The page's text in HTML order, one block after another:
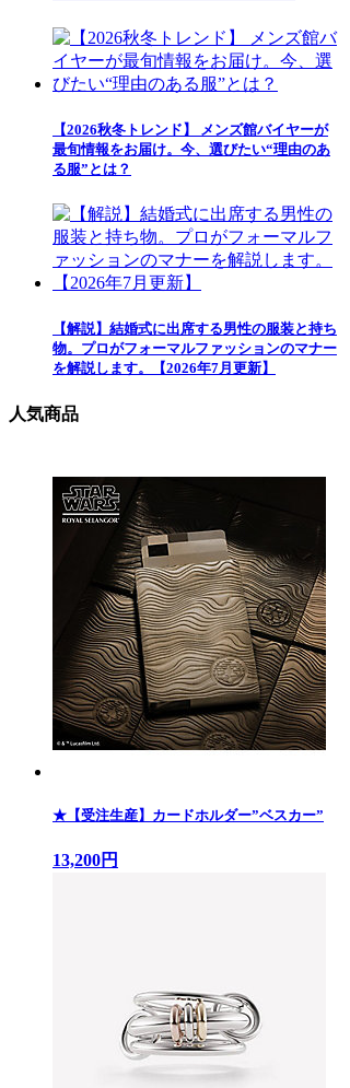
【2026秋冬トレンド】 メンズ館バイヤーが
最旬情報をお届け。今、選びたい“理由のあ
る服”とは？
【解説】結婚式に出席する男性の服装と持ち
物。プロがフォーマルファッションのマナー
を解説します。【2026年7月更新】
人気商品
★【受注生産】カードホルダー”ベスカー”
13,200円